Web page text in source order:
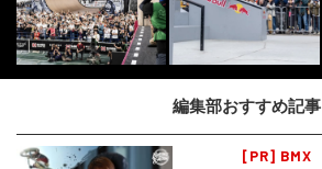
編集部おすすめ記事
[PR] BMX